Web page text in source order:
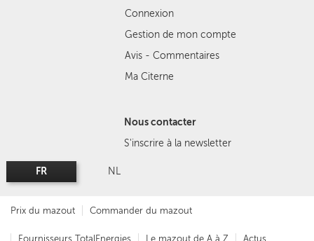
Connexion
Gestion de mon compte
Avis - Commentaires
Ma Citerne
Nous contacter
S'inscrire à la newsletter
FR NL
Prix du mazout Commander du mazout
Fournisseurs TotalEnergies Le mazout de A à Z Actus